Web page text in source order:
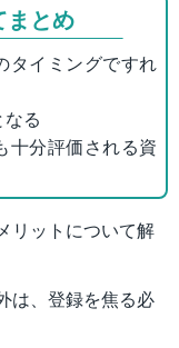
まとめ
タイミングですれ
る
十分評価される資
リットについて解
は、登録を焦る必